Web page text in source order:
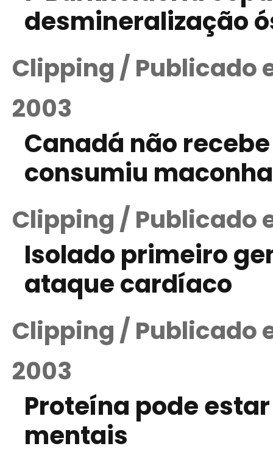
desmineralização
Clipping / Publicado
2003
Canadá não
consumiu maconha
Clipping / Publicado
Isolado primeiro
ataque cardíaco
Clipping / Publicado
2003
Proteína pode
mentais